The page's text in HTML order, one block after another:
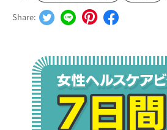
Share: